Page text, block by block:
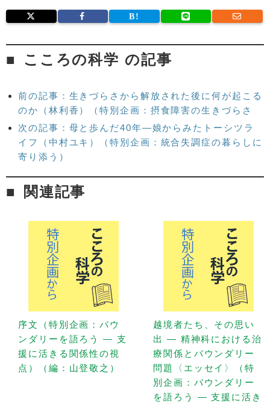
こころの科学 の記事
前の記事：生きづらさから解放された後に何が起こる
のか（林利香）（特別企画：摂食障害の生きづらさ
次の記事：母と歩んだ40年―娘からみたトーシツラ
イフ（中村ユキ）（特別企画：統合失調症の暮らしに
寄り添う）
関連記事
序文（特別企画：バウ
ンダリーを語ろう — 支
援に活きる関係性の視
点）（編：山登敬之）
越境者たち、その思い
出 — 精神科における治
療関係とバウンダリー
問題〈エッセイ〉（特
別企画：バウンダリー
を語ろう — 支援に活き